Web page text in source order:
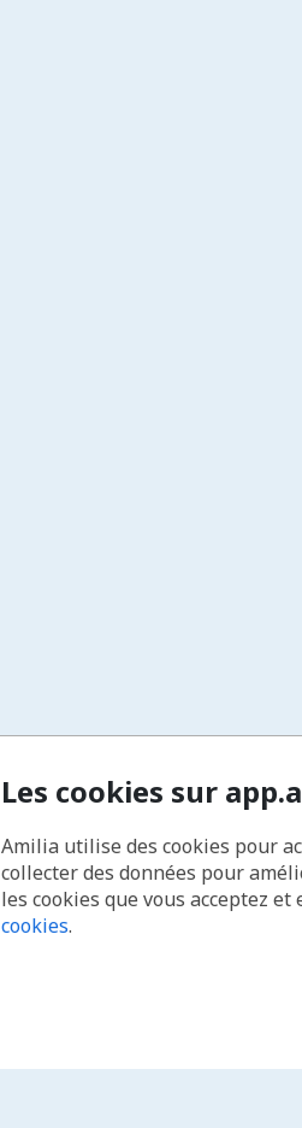
Les cookies sur
Amilia utilise des cookies pour
collecter des données pour
les cookies que vous acceptez
cookies.